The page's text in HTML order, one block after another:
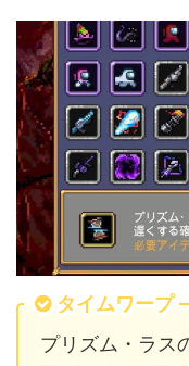
タイムワープ
プリズム・ラス